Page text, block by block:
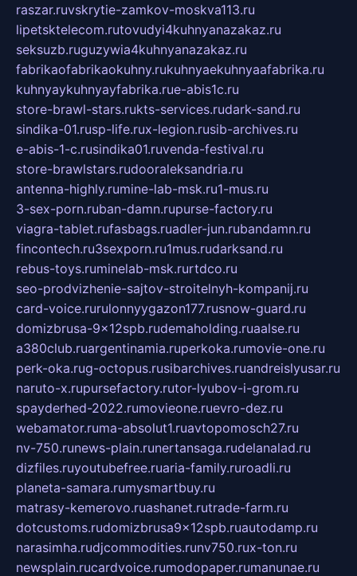
raszar.ruvskrytie-zamkov-moskva113.ru
lipetsktelecom.rutovudyi4kuhnyanazakaz.ru
seksuzb.ruguzywia4kuhnyanazakaz.ru
fabrikaofabrikaokuhny.rukuhnyaekuhnyaafabrika.ru
kuhnyaykuhnyayfabrika.rue-abis1c.ru
store-brawl-stars.rukts-services.rudark-sand.ru
sindika-01.rusp-life.rux-legion.rusib-archives.ru
e-abis-1-c.rusindika01.ruvenda-festival.ru
store-brawlstars.rudooraleksandria.ru
antenna-highly.rumine-lab-msk.ru1-mus.ru
3-sex-porn.ruban-damn.rupurse-factory.ru
viagra-tablet.rufasbags.ruadler-jun.rubandamn.ru
fincontech.ru3sexporn.ru1mus.rudarksand.ru
rebus-toys.ruminelab-msk.rurtdco.ru
seo-prodvizhenie-sajtov-stroitelnyh-kompanij.ru
card-voice.rurulonnyygazon177.rusnow-guard.ru
domizbrusa-9x12spb.rudemaholding.ruaalse.ru
a380club.ruargentinamia.ruperkoka.rumovie-one.ru
perk-oka.rug-octopus.rusibarchives.ruandreislyusar.ru
naruto-x.rupursefactory.rutor-lyubov-i-grom.ru
spayderhed-2022.rumovieone.ruevro-dez.ru
webamator.ruma-absolut1.ruavtopomosch27.ru
nv-750.runews-plain.runertansaga.rudelanalad.ru
dizfiles.ruyoutubefree.ruaria-family.ruroadli.ru
planeta-samara.rumysmartbuy.ru
matrasy-kemerovo.ruashanet.rutrade-farm.ru
dotcustoms.rudomizbrusa9x12spb.ruautodamp.ru
narasimha.rudjcommodities.runv750.rux-ton.ru
newsplain.rucardvoice.rumodopaper.rumanunae.ru